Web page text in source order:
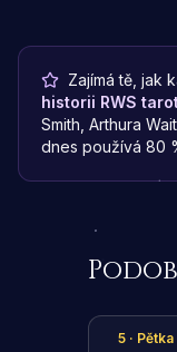
Zajímá tě, jak
historii RWS
Smith, Arthura
dnes používá 80
5·